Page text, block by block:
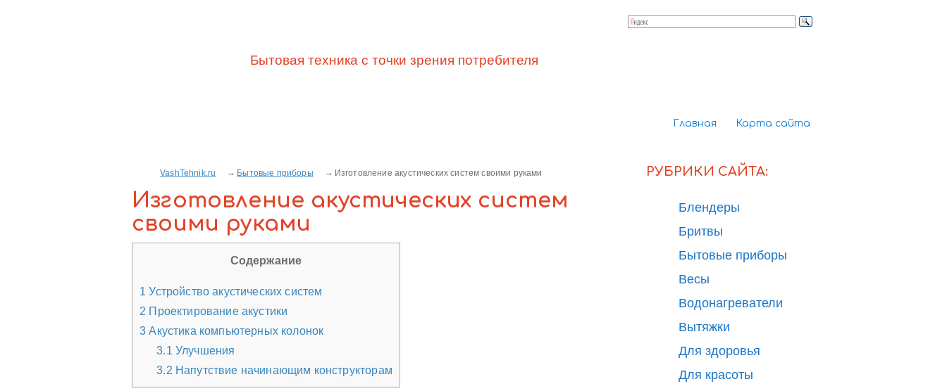
Главная Карта сайта
Бытовая техника с точки зрения потребителя
VashTehnik.ru Бытовые приборы Изготовление акустических систем своими руками
Изготовление акустических систем
своими руками
Содержание
1 Устройство акустических систем
2 Проектирование акустики
3 Акустика компьютерных колонок
3.1 Улучшения
3.2 Напутствие начинающим конструкторам
РУБРИКИ САЙТА:
Блендеры
Бритвы
Бытовые приборы
Весы
Водонагреватели
Вытяжки
Для здоровья
Для красоты